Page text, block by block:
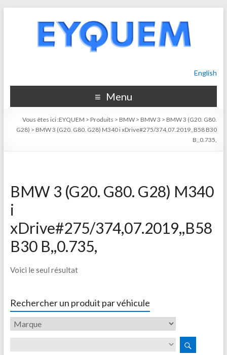
English
Menu
Vous êtes ici :EYQUEM > Produits > BMW > BMW 3 > BMW 3 (G20. G80.
G28) > BMW 3 (G20. G80. G28) M340 i xDrive#275/374,07.2019,,B58 B30
B,,0.735,
BMW 3 (G20. G80. G28) M340
i
xDrive#275/374,07.2019,,B58
B30 B,,0.735,
Voici le seul résultat
Rechercher un produit par véhicule